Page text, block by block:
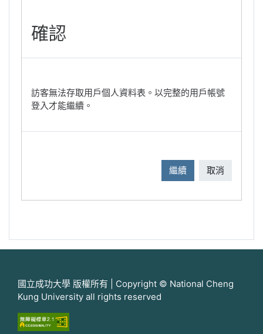
確認
訪客無法存取用戶個人資料表。以完整的用戶帳號
登入才能繼續。
繼續 取消
國立成功大學 版權所有 | Copyright © National Cheng
Kung University all rights reserved